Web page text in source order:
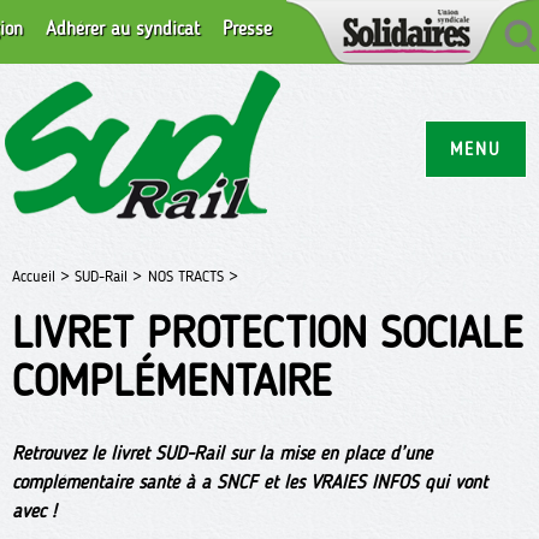
MENU
Adhérer au syndicat Presse
Accueil > SUD-Rail > NOS TRACTS >
LIVRET PROTECTION SOCIALE
COMPLÉMENTAIRE
Retrouvez le livret SUD-Rail sur la mise en place d’une
complémentaire santé à a SNCF et les VRAIES INFOS qui vont
avec !